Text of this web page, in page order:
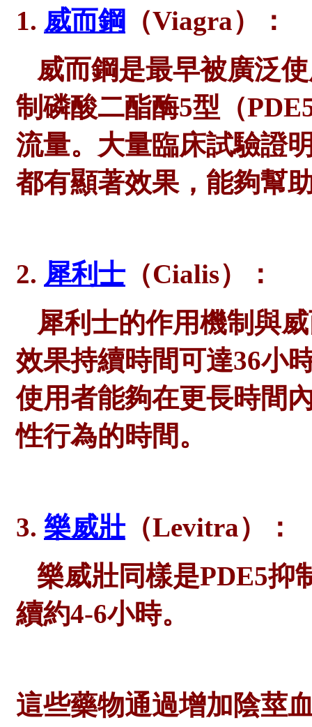
1. 威而鋼 （Viagra）：
威而鋼是最早被廣泛
制磷酸二酯酶5型（
流量。大量臨床試驗證
都有顯著效果，能夠幫
2. 犀利士 （Cialis）：
犀利士的作用機制與
效果持續時間可達36小
使用者能夠在更長時間
性行為的時間。
3. 樂威壯（Levitra）：
樂威壯同樣是PDE5抑
續約4-6小時。
這些藥物通過增加陰莖